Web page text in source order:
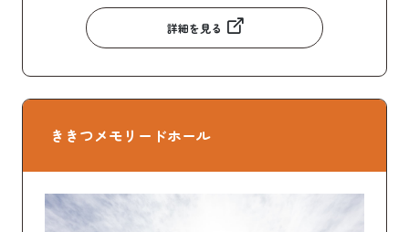
詳細を見る
ききつメモリードホール